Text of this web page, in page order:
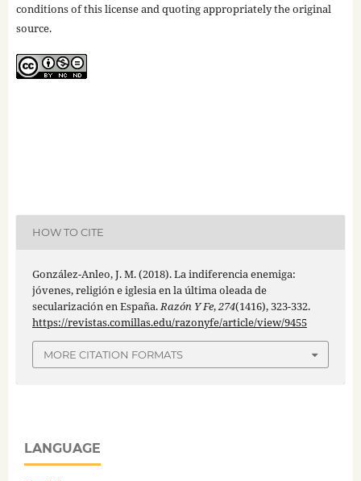
conditions of this license and quoting appropriately the original
source.
HOW TO CITE
González-Anleo, J. M. (2018). La indiferencia enemiga:
jóvenes, religión e iglesia en la última oleada de
secularización en España.Razón Y Fe,274(1416), 323-332.
https://revistas.comillas.edu/razonyfe/article/view/9455
MORE CITATION FORMATS
LANGUAGE